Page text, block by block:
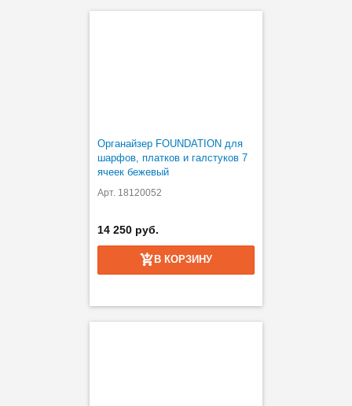
Органайзер FOUNDATION для
шарфов, платков и галстуков 7
ячеек бежевый
Арт. 18120052
14 250 руб.
В КОРЗИНУ